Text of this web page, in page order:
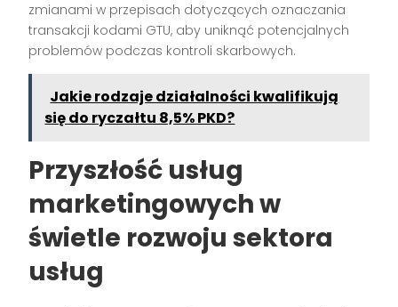
zmianami w przepisach dotyczących oznaczania
transakcji kodami GTU, aby uniknąć potencjalnych
problemów podczas kontroli skarbowych.
Jakie rodzaje działalności kwalifikują
się do ryczałtu 8,5% PKD?
Przyszłość usług
marketingowych w
świetle rozwoju sektora
usług